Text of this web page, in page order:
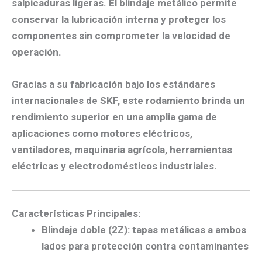
salpicaduras ligeras. El blindaje metálico permite
conservar la lubricación interna y proteger los
componentes sin comprometer la velocidad de
operación.
Gracias a su fabricación bajo los estándares
internacionales de SKF, este rodamiento brinda un
rendimiento superior en una amplia gama de
aplicaciones como motores eléctricos,
ventiladores, maquinaria agrícola, herramientas
eléctricas y electrodomésticos industriales.
Características Principales:
Blindaje doble (2Z): tapas metálicas a ambos
lados para protección contra contaminantes